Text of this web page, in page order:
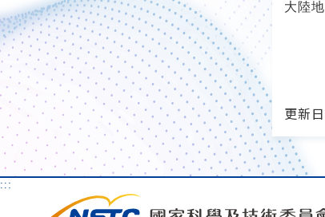
大陸
更新
:::